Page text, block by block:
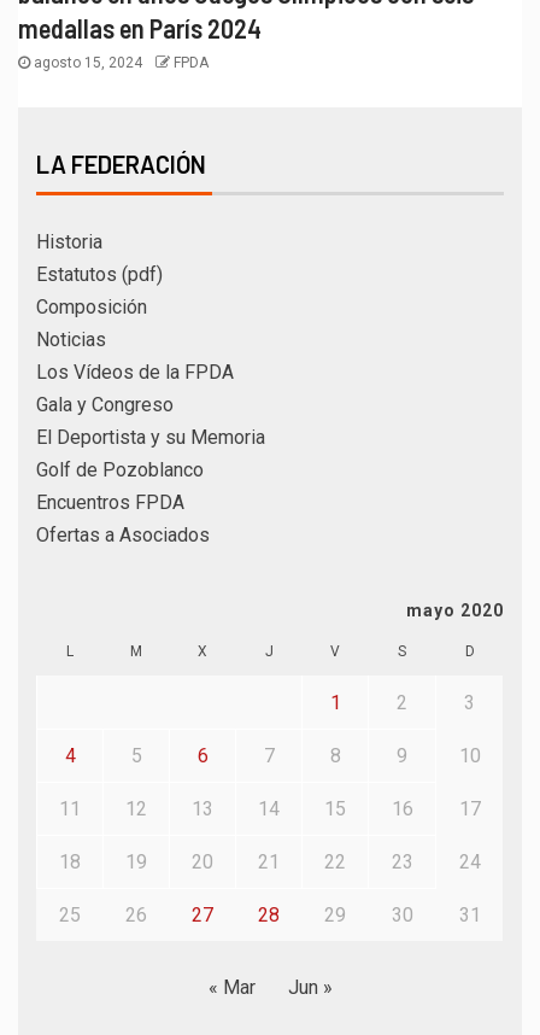
medallas en París 2024
agosto 15, 2024 FPDA
LA FEDERACIÓN
Historia
Estatutos (pdf)
Composición
Noticias
Los Vídeos de la FPDA
Gala y Congreso
El Deportista y su Memoria
Golf de Pozoblanco
Encuentros FPDA
Ofertas a Asociados
mayo 2020
L M X J V S D
1 2 3
4 5 6 7 8 9 10
11 12 13 14 15 16 17
18 19 20 21 22 23 24
25 26 27 28 29 30 31
« Mar Jun »